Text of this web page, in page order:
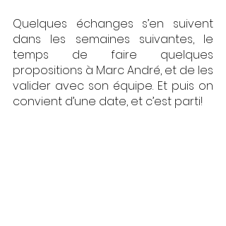
Quelques échanges s’en suivent
dans les semaines suivantes, le
temps de faire quelques
propositions à Marc André, et de les
valider avec son équipe. Et puis on
convient d’une date, et c’est parti!